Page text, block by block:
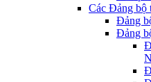
Các Đảng bộ
Đảng
Đảng